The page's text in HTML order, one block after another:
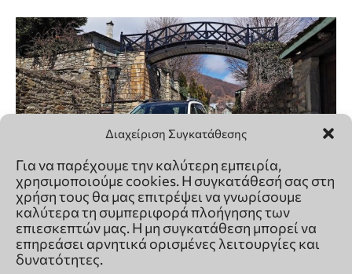
Διαχείριση Συγκατάθεσης
Για να παρέχουμε την καλύτερη εμπειρία,
χρησιμοποιούμε cookies. Η συγκατάθεσή σας στη
χρήση τους θα μας επιτρέψει να γνωρίσουμε
καλύτερα τη συμπεριφορά πλοήγησης των
επιεσκεπτών μας. Η μη συγκατάθεση μπορεί να
επηρεάσει αρνητικά ορισμένες λειτουργίες και
δυνατότητες.